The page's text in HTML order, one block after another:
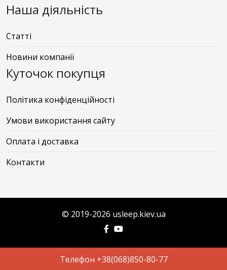
Наша діяльність
Статті
Новини компанії
Куточок покупця
Політика конфіденційності
Умови використання сайту
Оплата і доставка
Контакти
© 2019-2026 usleep.kiev.ua
Телефон +38(068)850-80-77